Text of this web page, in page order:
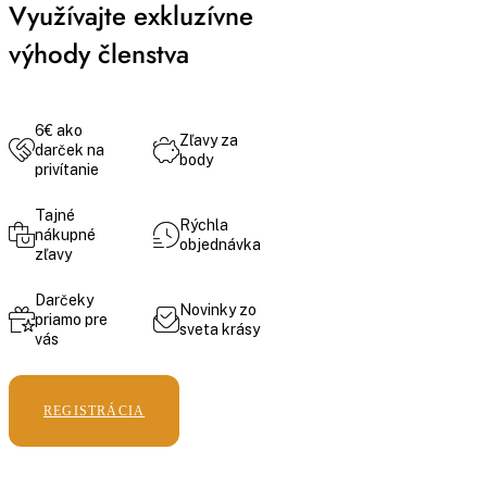
Využívajte exkluzívne
výhody členstva
6€ ako
darček na
privítanie
Zľavy za
body
Tajné
nákupné
zľavy
Rýchla
objednávka
Darčeky
priamo pre
vás
Novinky zo
sveta krásy
REGISTRÁCIA